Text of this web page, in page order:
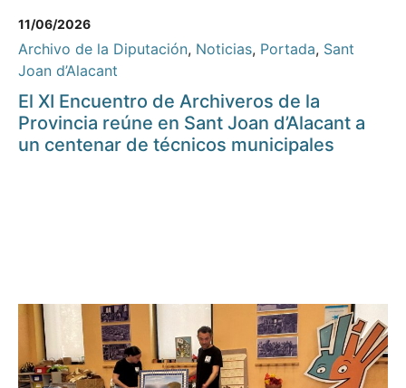
11/06/2026
Archivo de la Diputación, Noticias, Portada, Sant
Joan d’Alacant
El XI Encuentro de Archiveros de la
Provincia reúne en Sant Joan d’Alacant a
un centenar de técnicos municipales